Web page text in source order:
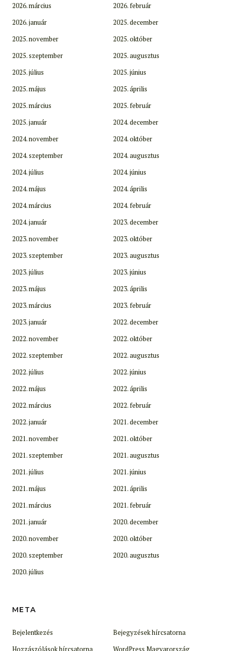
2026. március
2026. február
2026. január
2025. december
2025. november
2025. október
2025. szeptember
2025. augusztus
2025. július
2025. június
2025. május
2025. április
2025. március
2025. február
2025. január
2024. december
2024. november
2024. október
2024. szeptember
2024. augusztus
2024. július
2024. június
2024. május
2024. április
2024. március
2024. február
2024. január
2023. december
2023. november
2023. október
2023. szeptember
2023. augusztus
2023. július
2023. június
2023. május
2023. április
2023. március
2023. február
2023. január
2022. december
2022. november
2022. október
2022. szeptember
2022. augusztus
2022. július
2022. június
2022. május
2022. április
2022. március
2022. február
2022. január
2021. december
2021. november
2021. október
2021. szeptember
2021. augusztus
2021. július
2021. június
2021. május
2021. április
2021. március
2021. február
2021. január
2020. december
2020. november
2020. október
2020. szeptember
2020. augusztus
2020. július
META
Bejelentkezés
Bejegyzések hírcsatorna
Hozzászólások hírcsatorna
WordPress Magyarország